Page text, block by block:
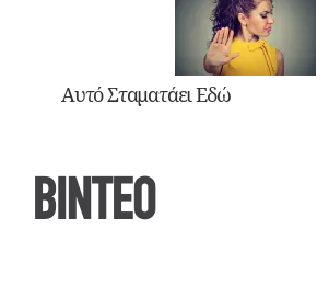
Αυτό Σταματάει Εδώ
ΒΙΝΤΕΟ